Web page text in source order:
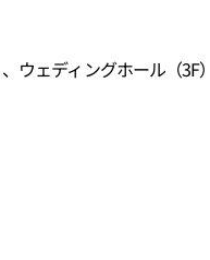
ウェディングホール（3F）